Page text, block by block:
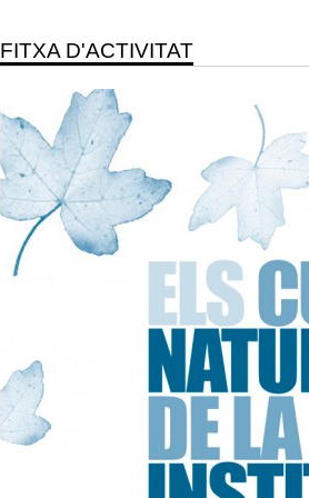
FITXA D'ACTIVITAT